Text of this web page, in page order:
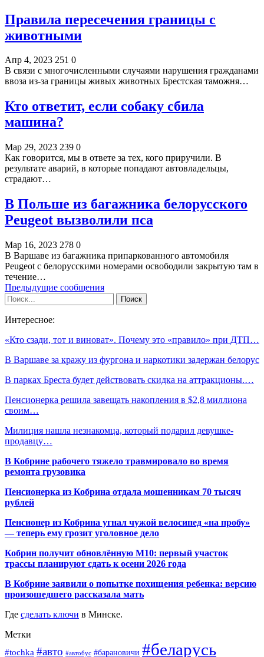
Правила пересечения границы с
животными
Апр 4, 2023 251 0
В связи с многочисленными случаями нарушения гражданами
ввоза из-за границы живых животных Брестская таможня…
Кто ответит, если собаку сбила
машина?
Мар 29, 2023 239 0
Как говорится, мы в ответе за тех, кого приручили. В
результате аварий, в которые попадают автовладельцы,
страдают…
В Польше из багажника белорусского
Peugeot вызволили пса
Мар 16, 2023 278 0
В Варшаве из багажника припаркованного автомобиля
Peugeot с белорусскими номерами освободили закрытую там в
течение…
Предыдущие сообщения
Интересное:
«Кто сзади, тот и виноват». Почему это «правило» при ДТП…
В Варшаве за кражу из фургона и наркотики задержан белорус
В парках Бреста будет действовать скидка на аттракционы.…
Пенсионерка решила завещать накопления в $2,8 миллиона
своим…
Милиция нашла незнакомца, который подарил девушке-
продавцу…
В Кобрине рабочего тяжело травмировало во время
ремонта грузовика
Пенсионерка из Кобрина отдала мошенникам 70 тысяч
рублей
Пенсионер из Кобрина угнал чужой велосипед «на пробу»
— теперь ему грозит уголовное дело
Кобрин получит обновлённую М10: первый участок
трассы планируют сдать к осени 2026 года
В Кобрине заявили о попытке похищения ребенка: версию
произошедшего рассказала мать
Где сделать ключи в Минске.
Метки
#tochka #авто #автобус #барановичи #беларусь